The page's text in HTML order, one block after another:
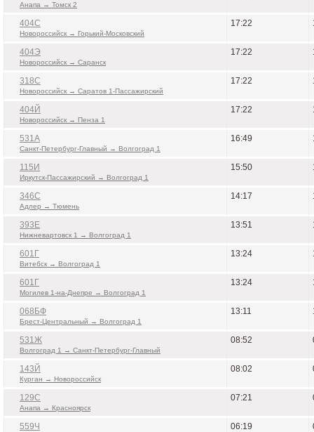
Анапа → Томск 2
404С
Новороссийск → Горький-Московский
17:22
404Э
Новороссийск → Саранск
17:22
318С
Новороссийск → Саратов 1-Пассажирский
17:22
404Й
Новороссийск → Пенза 1
17:22
531А
Санкт-Петербург-Главный → Волгоград 1
16:49
115И
Иркутск-Пассажирский → Волгоград 1
15:50
346С
Адлер → Тюмень
14:17
393Е
Нижневартовск 1 → Волгоград 1
13:51
601Г
Витебск → Волгоград 1
13:24
601Г
Могилев 1-на-Днепре → Волгоград 1
13:24
068БФ
Брест-Центральный → Волгоград 1
13:11
531Ж
Волгоград 1 → Санкт-Петербург-Главный
08:52
143Й
Курган → Новороссийск
08:02
129С
Анапа → Красноярск
07:21
559Ч 06:19